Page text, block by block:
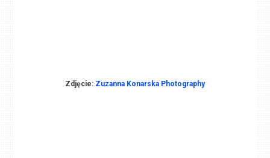
Zdjęcie: Zuzanna Konarska Photography